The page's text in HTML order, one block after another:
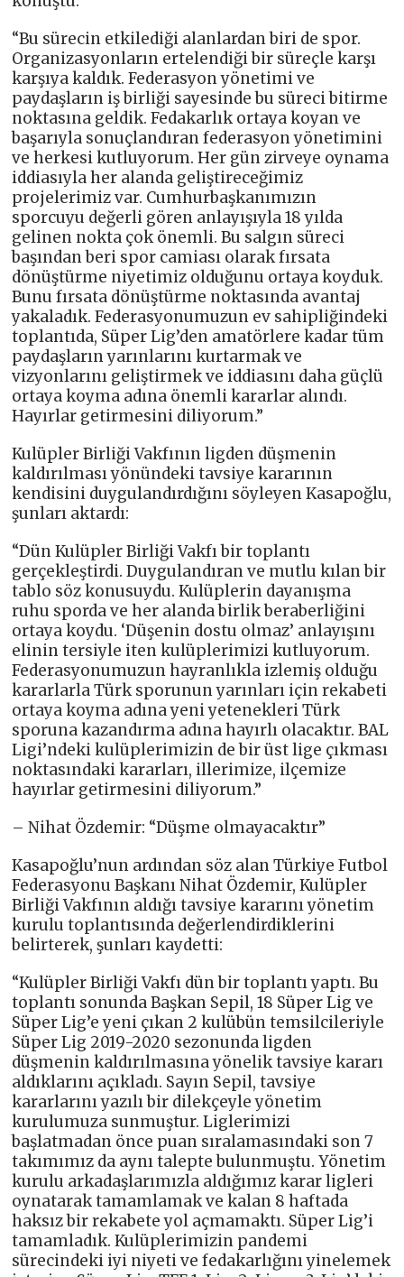
“Bu sürecin etkilediği alanlardan biri de spor.
Organizasyonların ertelendiği bir süreçle karşı
karşıya kaldık. Federasyon yönetimi ve
paydaşların iş birliği sayesinde bu süreci bitirme
noktasına geldik. Fedakarlık ortaya koyan ve
başarıyla sonuçlandıran federasyon yönetimini
ve herkesi kutluyorum. Her gün zirveye oynama
iddiasıyla her alanda geliştireceğimiz
projelerimiz var. Cumhurbaşkanımızın
sporcuyu değerli gören anlayışıyla 18 yılda
gelinen nokta çok önemli. Bu salgın süreci
başından beri spor camiası olarak fırsata
dönüştürme niyetimiz olduğunu ortaya koyduk.
Bunu fırsata dönüştürme noktasında avantaj
yakaladık. Federasyonumuzun ev sahipliğindeki
toplantıda, Süper Lig’den amatörlere kadar tüm
paydaşların yarınlarını kurtarmak ve
vizyonlarını geliştirmek ve iddiasını daha güçlü
ortaya koyma adına önemli kararlar alındı.
Hayırlar getirmesini diliyorum.”
Kulüpler Birliği Vakfının ligden düşmenin
kaldırılması yönündeki tavsiye kararının
kendisini duygulandırdığını söyleyen Kasapoğlu,
şunları aktardı:
“Dün Kulüpler Birliği Vakfı bir toplantı
gerçekleştirdi. Duygulandıran ve mutlu kılan bir
tablo söz konusuydu. Kulüplerin dayanışma
ruhu sporda ve her alanda birlik beraberliğini
ortaya koydu. ‘Düşenin dostu olmaz’ anlayışını
elinin tersiyle iten kulüplerimizi kutluyorum.
Federasyonumuzun hayranlıkla izlemiş olduğu
kararlarla Türk sporunun yarınları için rekabeti
ortaya koyma adına yeni yetenekleri Türk
sporuna kazandırma adına hayırlı olacaktır. BAL
Ligi’ndeki kulüplerimizin de bir üst lige çıkması
noktasındaki kararları, illerimize, ilçemize
hayırlar getirmesini diliyorum.”
– Nihat Özdemir: “Düşme olmayacaktır”
Kasapoğlu’nun ardından söz alan Türkiye Futbol
Federasyonu Başkanı Nihat Özdemir, Kulüpler
Birliği Vakfının aldığı tavsiye kararını yönetim
kurulu toplantısında değerlendirdiklerini
belirterek, şunları kaydetti:
“Kulüpler Birliği Vakfı dün bir toplantı yaptı. Bu
toplantı sonunda Başkan Sepil, 18 Süper Lig ve
Süper Lig’e yeni çıkan 2 kulübün temsilcileriyle
Süper Lig 2019-2020 sezonunda ligden
düşmenin kaldırılmasına yönelik tavsiye kararı
aldıklarını açıkladı. Sayın Sepil, tavsiye
kararlarını yazılı bir dilekçeyle yönetim
kurulumuza sunmuştur. Liglerimizi
başlatmadan önce puan sıralamasındaki son 7
takımımız da aynı talepte bulunmuştu. Yönetim
kurulu arkadaşlarımızla aldığımız karar ligleri
oynatarak tamamlamak ve kalan 8 haftada
haksız bir rekabete yol açmamaktı. Süper Lig’i
tamamladık. Kulüplerimizin pandemi
sürecindeki iyi niyeti ve fedakarlığını yinelemek